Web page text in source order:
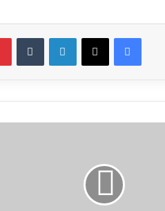
فيسبوك‫X لينكدإن ‏Tumblr